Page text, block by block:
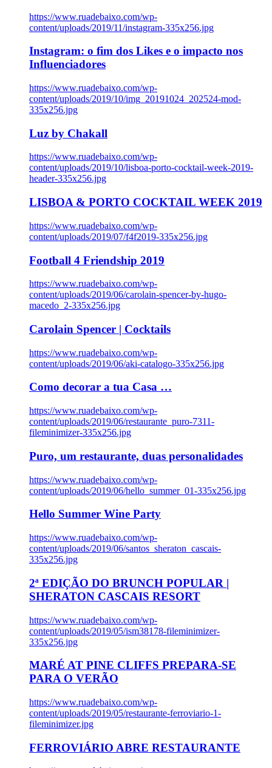
https://www.ruadebaixo.com/wp-
content/uploads/2019/11/instagram-335x256.jpg
Instagram: o fim dos Likes e o impacto nos
Influenciadores
https://www.ruadebaixo.com/wp-
content/uploads/2019/10/img_20191024_202524-mod-
335x256.jpg
Luz by Chakall
https://www.ruadebaixo.com/wp-
content/uploads/2019/10/lisboa-porto-cocktail-week-2019-
header-335x256.jpg
LISBOA & PORTO COCKTAIL WEEK 2019
https://www.ruadebaixo.com/wp-
content/uploads/2019/07/f4f2019-335x256.jpg
Football 4 Friendship 2019
https://www.ruadebaixo.com/wp-
content/uploads/2019/06/carolain-spencer-by-hugo-
macedo_2-335x256.jpg
Carolain Spencer | Cocktails
https://www.ruadebaixo.com/wp-
content/uploads/2019/06/aki-catalogo-335x256.jpg
Como decorar a tua Casa …
https://www.ruadebaixo.com/wp-
content/uploads/2019/06/restaurante_puro-7311-
fileminimizer-335x256.jpg
Puro, um restaurante, duas personalidades
https://www.ruadebaixo.com/wp-
content/uploads/2019/06/hello_summer_01-335x256.jpg
Hello Summer Wine Party
https://www.ruadebaixo.com/wp-
content/uploads/2019/06/santos_sheraton_cascais-
335x256.jpg
2ª EDIÇÃO DO BRUNCH POPULAR |
SHERATON CASCAIS RESORT
https://www.ruadebaixo.com/wp-
content/uploads/2019/05/ism38178-fileminimizer-
335x256.jpg
MARÉ AT PINE CLIFFS PREPARA-SE
PARA O VERÃO
https://www.ruadebaixo.com/wp-
content/uploads/2019/05/restaurante-ferroviario-1-
fileminimizer.jpg
FERROVIÁRIO ABRE RESTAURANTE